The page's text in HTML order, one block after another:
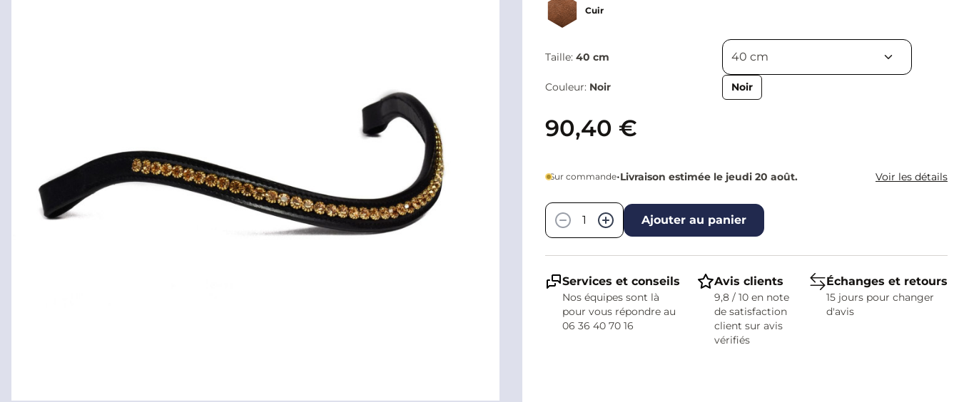
Cuir
Taille: 40 cm
Couleur: Noir Noir
90,40 €
Sur commande•Livraison estimée le jeudi 20 août. Voir les détails
−
+ Ajouter au panier
Services et conseils
Nos équipes sont là
pour vous répondre au
06 36 40 70 16
Avis clients
9,8 / 10 en note
de satisfaction
client sur avis
vérifiés
Échanges et retours
15 jours pour changer
d'avis